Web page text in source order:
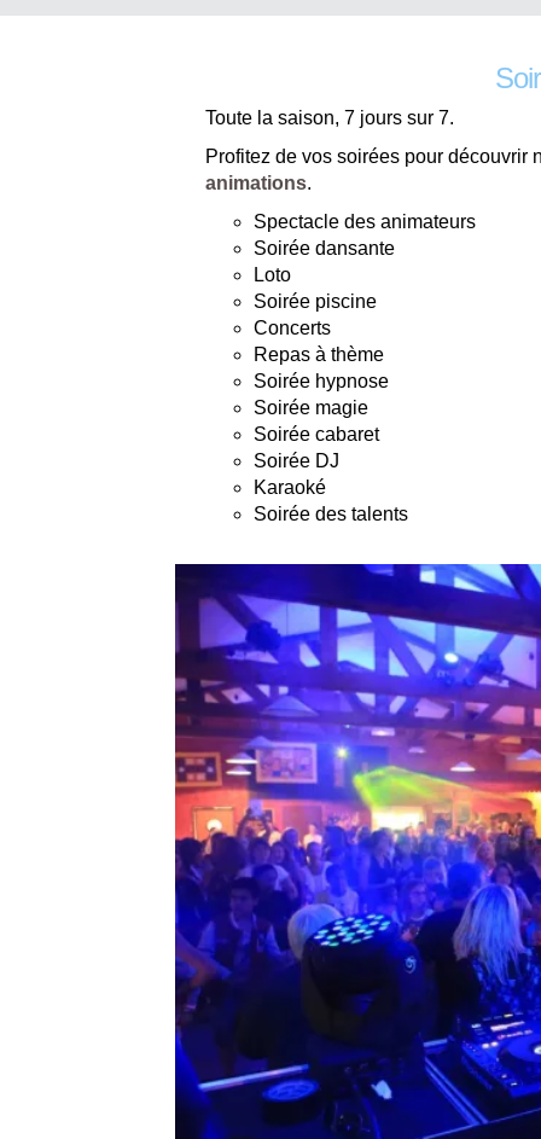
Toute la saison, 7 jours sur 7.
Profitez de vos soirées pour découvrir
animations.
Spectacle des animateurs
Soirée dansante
Loto
Soirée piscine
Concerts
Repas à thème
Soirée hypnose
Soirée magie
Soirée cabaret
Soirée DJ
Karaoké
Soirée des talents